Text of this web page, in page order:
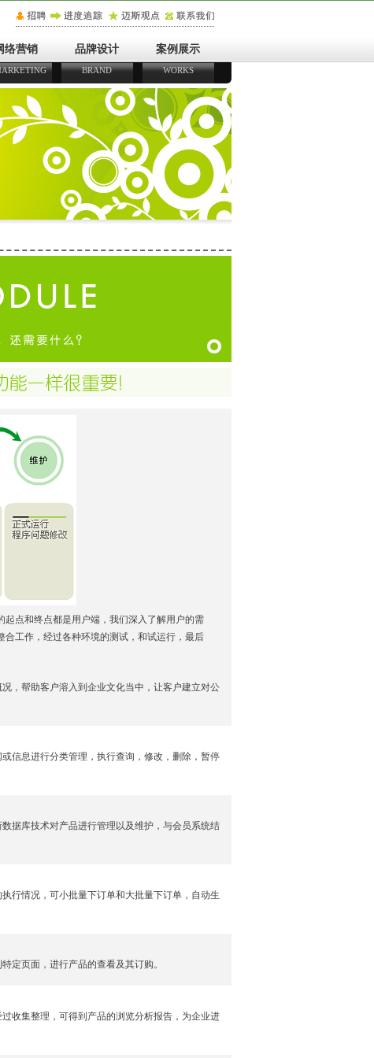
络营销 品牌设计 案例展示
BRAND WORKS
点和终点都是用户端，我们深入了解用户的需
工作，经过各种环境的测试，和试运行，最后
，帮助客户溶入到企业文化当中，让客户建立对公
信息进行分类管理，执行查询，修改，删除，暂停
据库技术对产品进行管理以及维护，与会员系统结
行情况，可小批量下订单和大批量下订单，自动生
定页面，进行产品的查看及其订购。
收集整理，可得到产品的浏览分析报告，为企业进